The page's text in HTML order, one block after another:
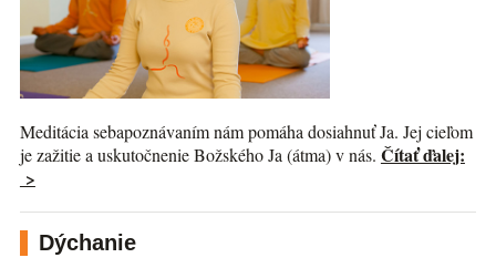
Meditácia sebapoznávaním nám pomáha dosiahnuť Ja. Jej cieľom
je zažitie a uskutočnenie Božského Ja (átma) v nás. Čítať ďalej:
>
Dýchanie